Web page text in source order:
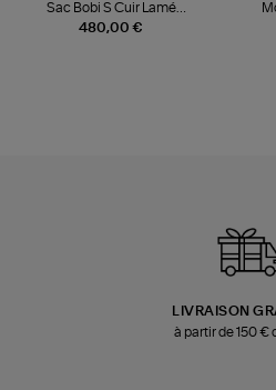
480,00 €
Sac Bobi S Cuir Lamé
Champagne
LIVRAISON
à partir de 150 €